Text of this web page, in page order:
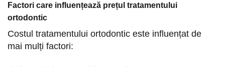
Factori care influențează prețul tratamentului
ortodontic
Costul tratamentului ortodontic este influențat de
mai mulți factori: